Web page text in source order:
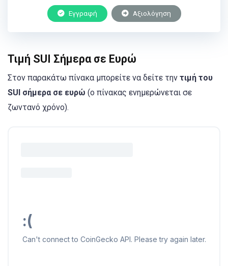
Εγγραφή Αξιολόγηση
Τιμή SUI Σήμερα σε Ευρώ
Στον παρακάτω πίνακα μπορείτε να δείτε την τιμή του
SUI σήμερα σε ευρώ (ο πίνακας ενημερώνεται σε
ζωντανό χρόνο).